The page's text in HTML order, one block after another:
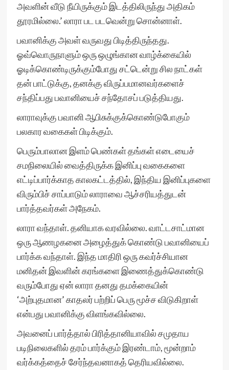
அவளின் வீடு நீயிருக்கும் இடத்திலிருந்து அதிகம்
தூரமில்லை.’ லாரா பட படவென்று சொன்னாள்.
பவானிக்கு அவள் வருவது பிடித்திருந்தது.
ஓவ்வொருநாளும் ஒரு ஒழுங்கான வாழ்க்கையில்
ஓடிக்கொண்டிருக்கும்போது சட்டென்று சில நாட்கள்
தன் பாட்டுக்கு, தனக்கு விருப்பமானவர்களைச்
சந்திப்பது பவானியைச் சந்தோசப் படுத்தியது.
லாராவுக்கு பவானி ஆபிசுக்குக்கொண்டுபோகும்
பலகார வகைகள் பிடிக்கும்.
பெரும்பாலான இளம் பெண்கள் தங்கள் எடையைச்
சமநிலையில் வைத்திருக்க இனிப்பு வகைகளை
எட்டிப்பார்க்காத காலகட்டத்தில், இந்திய இனிப்புகளை
விரும்பிச் சாப்பாடும் லாராவை ஆச்சரியத்துடன்
பார்த்தவர்கள் அநேகம்.
லாரா வந்தாள். தனியாக வரவில்லை. வாட்டசாட்மான
ஒரு ஆணழகனை அழைத்துக் கொண்டு பவானியைப்
பார்க்க வந்தாள். இந்த மாதிரி ஒரு கவர்ச்சியான
மனிதன் இவளின் கரங்களை இணைத்துக்கொண்டு
வரும்போது ஏன் லாரா தனது தமக்கையின்
‘அற்புதமான’ காதலர் பற்றிப் பெரு மூச்ச விடுகிறாள்
என்பது பவானிக்கு விளங்கவில்லை.
அவனைப் பார்த்தால் பிரித்தானியாவில் சமுதாய
படிநிலைகளில் தரம் பார்க்கும் இரண்டாம், மூன்றாம்
வர்க்கத்தைச் சேர்ந்தவனாகத் தெரியவில்லை.